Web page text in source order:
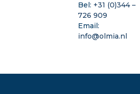
Bel: +31 (0)344 –
726 909
Email:
info@olmia.nl